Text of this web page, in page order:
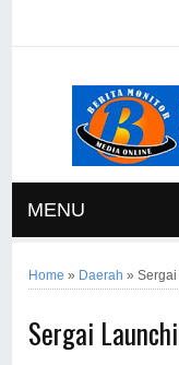
MENU
Home » Daerah »
Sergai